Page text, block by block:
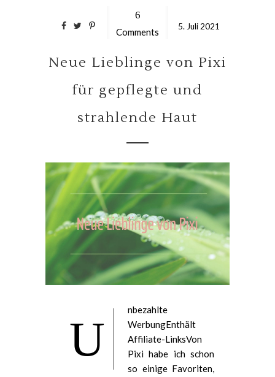
6
Comments 5. Juli 2021
Neue Lieblinge von Pixi
für gepflegte und
strahlende Haut
U
nbezahlte
WerbungEnthält
Affiliate-LinksVon
Pixi habe ich schon
so einige Favoriten,